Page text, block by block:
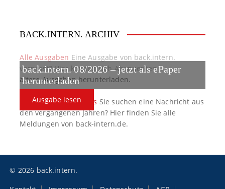
B
e
back.intern. 08/2026 – jetzt als ePaper
herunterladen
Ausgabe lesen
BACK.INTERN. ARCHIV
Alle Ausgaben Eine Ausgabe von back.intern.
verpasst? Hier können sich Abonnenten
ältere Ausgaben herunterladen.
back.intern. Top-News Sie suchen eine Nachricht aus
den vergangenen Jahren? Hier finden Sie alle
Meldungen von back-intern.de.
© 2026 back.intern.